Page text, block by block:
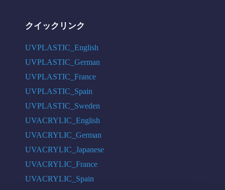
クイックリンク
UVPLASTIC_English
UVPLASTIC_German
UVPLASTIC_France
UVPLASTIC_Spain
UVPLASTIC_Sweden
UVACRYLIC_English
UVACRYLIC_German
UVACRYLIC_Japanese
UVACRYLIC_France
UVACRYLIC_Spain